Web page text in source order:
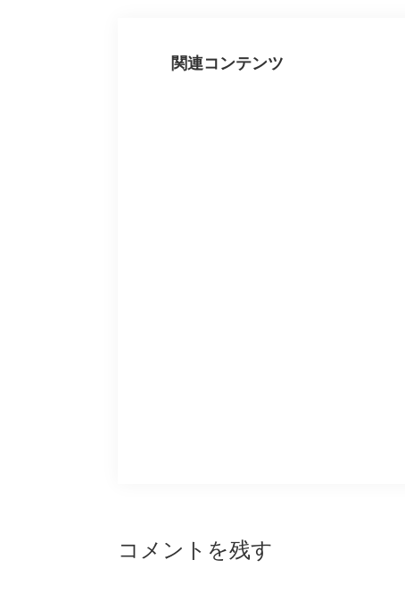
関連コンテンツ
Reader
コメントを残す